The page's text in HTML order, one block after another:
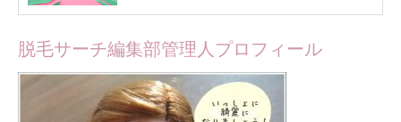
脱毛サーチ編集部管理人プロフィール